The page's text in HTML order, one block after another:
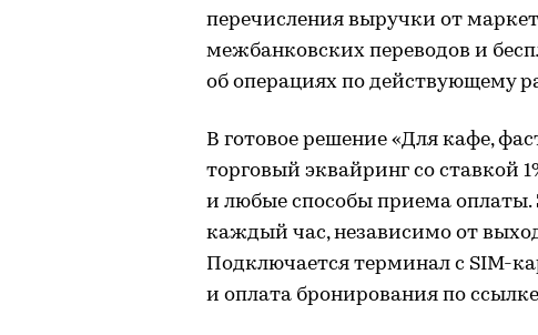
перечисления выручки от
межбанковских переводов и
об операциях по действующему
В готовое решение «Для кафе,
торговый эквайринг со ставкой
и любые способы приема
каждый час, независимо от
Подключается терминал с SIM-
и оплата бронирования по